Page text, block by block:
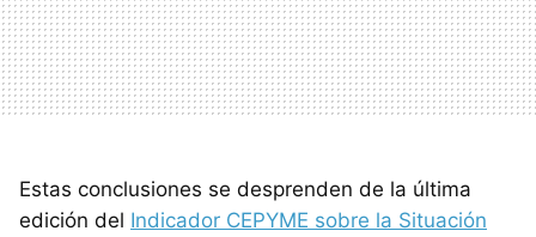
Estas conclusiones se desprenden de la última
edición del Indicador CEPYME sobre la Situación